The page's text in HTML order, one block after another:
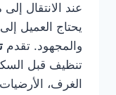
عند الانتقال
يحتاج العميل
والمجهود. تقدم
تنظيف قبل
الغرف،